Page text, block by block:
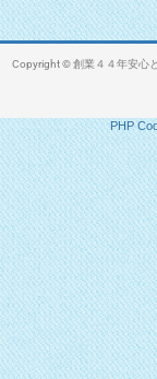
Copyright © 創業４４年安心
PHP